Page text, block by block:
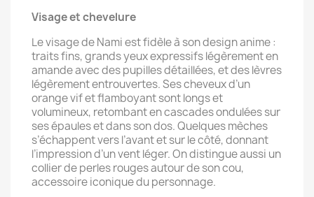
Visage et chevelure
Le visage de Nami est fidèle à son design anime :
traits fins, grands yeux expressifs légèrement en
amande avec des pupilles détaillées, et des lèvres
légèrement entrouvertes. Ses cheveux d’un
orange vif et flamboyant sont longs et
volumineux, retombant en cascades ondulées sur
ses épaules et dans son dos. Quelques mèches
s’échappent vers l’avant et sur le côté, donnant
l’impression d’un vent léger. On distingue aussi un
collier de perles rouges autour de son cou,
accessoire iconique du personnage.